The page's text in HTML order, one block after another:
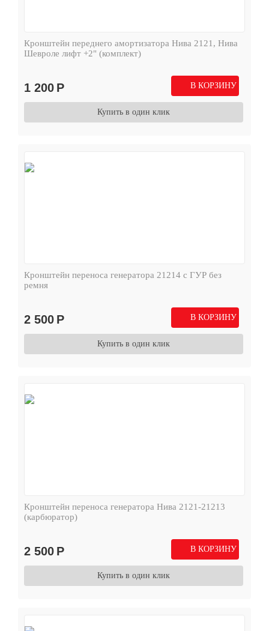
Кронштейн переднего амортизатора Нива 2121, Нива
Шевроле лифт +2" (комплект)
1 200 Р В КОРЗИНУ
Купить в один клик
Кронштейн переноса генератора 21214 с ГУР без
ремня
2 500 Р В КОРЗИНУ
Купить в один клик
Кронштейн переноса генератора Нива 2121-21213
(карбюратор)
2 500 Р В КОРЗИНУ
Купить в один клик